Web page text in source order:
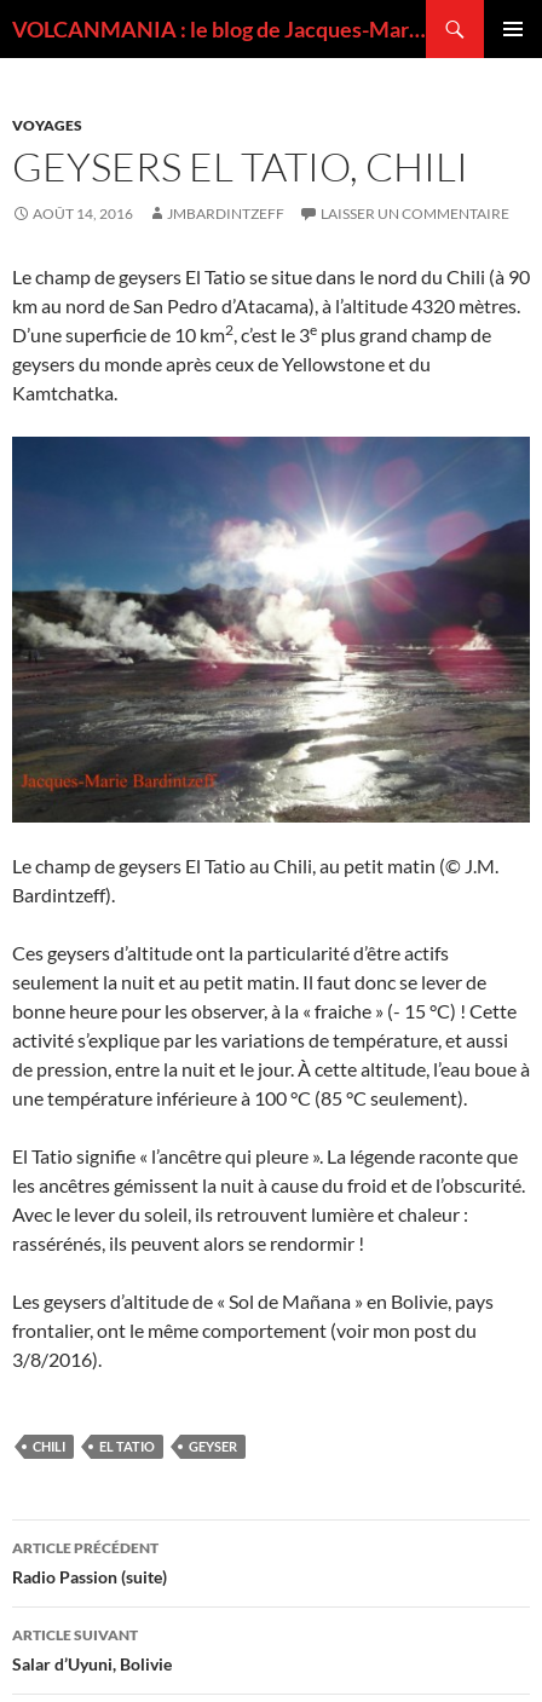
VOLCANMANIA : le blog de Jacques-Marie BARDINTZEFF, volcanologue
VOYAGES
GEYSERS EL TATIO, CHILI
AOÛT 14, 2016 JMBARDINTZEFF LAISSER UN COMMENTAIRE
Le champ de geysers El Tatio se situe dans le nord du Chili (à 90
km au nord de San Pedro d’Atacama), à l’altitude 4320 mètres.
D’une superficie de 10 km2, c’est le 3e plus grand champ de
geysers du monde après ceux de Yellowstone et du
Kamtchatka.
Le champ de geysers El Tatio au Chili, au petit matin (© J.M.
Bardintzeff).
Ces geysers d’altitude ont la particularité d’être actifs
seulement la nuit et au petit matin. Il faut donc se lever de
bonne heure pour les observer, à la « fraiche » (- 15 °C) ! Cette
activité s’explique par les variations de température, et aussi
de pression, entre la nuit et le jour. À cette altitude, l’eau boue à
une température inférieure à 100 °C (85 °C seulement).
El Tatio signifie « l’ancêtre qui pleure ». La légende raconte que
les ancêtres gémissent la nuit à cause du froid et de l’obscurité.
Avec le lever du soleil, ils retrouvent lumière et chaleur :
rassérénés, ils peuvent alors se rendormir !
Les geysers d’altitude de « Sol de Mañana » en Bolivie, pays
frontalier, ont le même comportement (voir mon post du
3/8/2016).
CHILI EL TATIO GEYSER
Navigation
des
articles
ARTICLE PRÉCÉDENT
Radio Passion (suite)
ARTICLE SUIVANT
Salar d’Uyuni, Bolivie